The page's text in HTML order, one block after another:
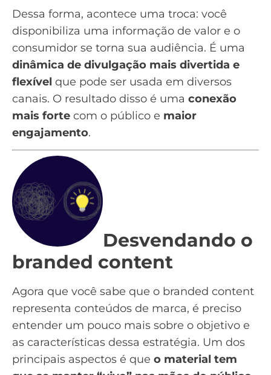
Dessa forma, acontece uma troca: você
disponibiliza uma informação de valor e o
consumidor se torna sua audiência. É uma
dinâmica de divulgação mais divertida e
flexível que pode ser usada em diversos
canais. O resultado disso é uma conexão
mais forte com o público e maior
engajamento.
Desvendando o
branded content
Agora que você sabe que o branded content
representa conteúdos de marca, é preciso
entender um pouco mais sobre o objetivo e
as características dessa estratégia. Um dos
principais aspectos é que o material tem